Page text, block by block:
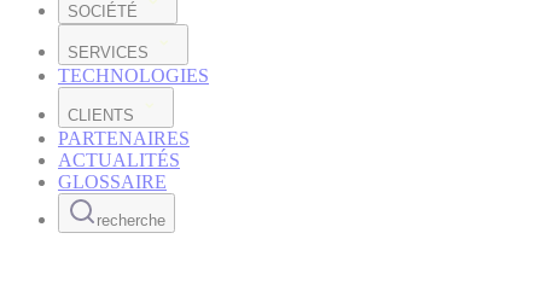
SOCIÉTÉ
SERVICES
TECHNOLOGIES
CLIENTS
PARTENAIRES
ACTUALITÉS
GLOSSAIRE
recherche